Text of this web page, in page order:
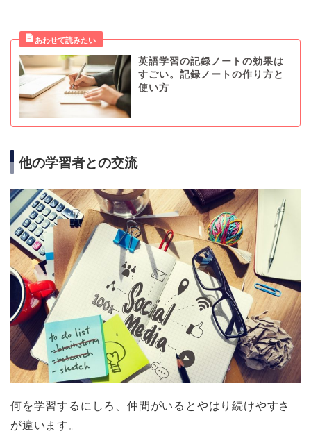
英語学習の記録ノートの効果は
すごい。記録ノートの作り方と
使い方
他の学習者との交流
何を学習するにしろ、仲間がいるとやはり続けやすさ
が違います。